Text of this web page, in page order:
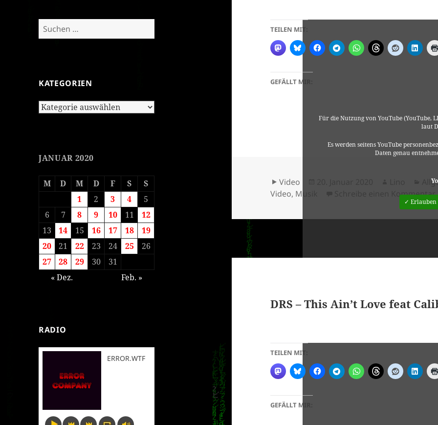
Suchen
nach:
KATEGORIEN
Kategorien
JANUAR 2020
M D M D F S
S
1
2 3 4
5
6
7 8 9 10 11
12
13
14 15 16 17 18
19
20
21 22 23 24 25
26
27
28 29 30
31
« Dez.
Feb. »
RADIO
ERROR.WTF
Für die Nutzung von YouTube (YouTube,
laut
Es werden seitens YouTube
Daten genau
✓ Erlauben
TEILEN MIT:
GEFÄLLT MIR:
Format
Video
Video, Musik Schreibe einen Kommentar
DRS – This Ain’t Love feat
TEILEN MIT:
GEFÄLLT MIR: